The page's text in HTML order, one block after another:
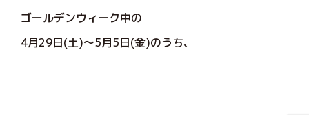
ゴールデンウィーク中の
4月29日(土)～5月5日(金)のうち、